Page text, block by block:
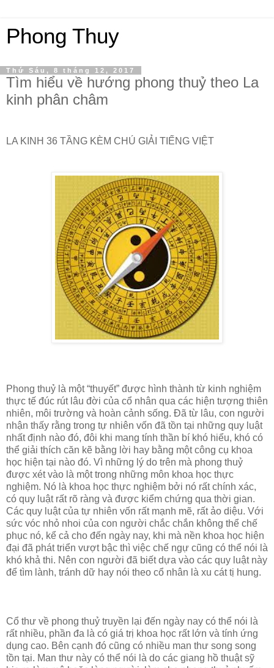
Phong Thuy
Thứ Sáu, 8 tháng 12, 2017
Tìm hiểu về hướng phong thuỷ theo La
kinh phân châm
LA KINH 36 TẦNG KÈM CHÚ GIẢI TIẾNG VIỆT
Phong thuỷ là một “thuyết” được hình thành từ kinh nghiệm
thực tế đúc rút lâu đời của cổ nhân qua các hiện tượng thiên
nhiên, môi trường và hoàn cảnh sống. Đã từ lâu, con người
nhận thấy rằng trong tự nhiên vốn đã tồn tại những quy luật
nhất định nào đó, đôi khi mang tính thần bí khó hiểu, khó có
thể giải thích căn kẽ bằng lời hay bằng một công cụ khoa
học hiện tại nào đó. Vì những lý do trên mà phong thuỷ
được xét vào là một trong những môn khoa học thực
nghiệm. Nó là khoa học thực nghiệm bởi nó rất chính xác,
có quy luật rất rõ ràng và được kiểm chứng qua thời gian.
Các quy luật của tự nhiên vốn rất mạnh mẽ, rất ảo diệu. Với
sức vóc nhỏ nhoi của con người chắc chắn không thể chế
phục nó, kể cả cho đến ngày nay, khi mà nền khoa học hiện
đại đã phát triển vượt bậc thì việc chế ngự cũng có thể nói là
khó khả thi. Nên con người đã biết dựa vào các quy luật này
để tìm lành, tránh dữ hay nói theo cổ nhân là xu cát tị hung.
Cổ thư về phong thuỷ truyền lại đến ngày nay có thể nói là
rất nhiều, phần đa là có giá trị khoa học rất lớn và tính ứng
dụng cao. Bên cạnh đó cũng có nhiều man thư song song
tồn tại. Man thư này có thể nói là do các giang hồ thuật sỹ